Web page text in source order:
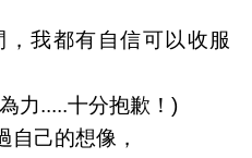
我都有自信可以收服
力.....十分抱歉！)
自己的想像，